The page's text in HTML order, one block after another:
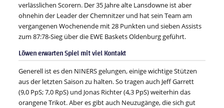
verlässlichen Scorern. Der 35 Jahre alte Lansdowne ist aber
ohnehin der Leader der Chemnitzer und hat sein Team am
vergangenen Wochenende mit 28 Punkten und sieben Assists
zum 87:78-Sieg über die EWE Baskets Oldenburg geführt.
Löwen erwarten Spiel mit viel Kontakt
Generell ist es den NINERS gelungen, einige wichtige Stützen
aus der letzten Saison zu halten. So tragen auch Jeff Garrett
(9,0 PpS; 7,0 RpS) und Jonas Richter (4,3 PpS) weiterhin das
orangene Trikot. Aber es gibt auch Neuzugänge, die sich gut